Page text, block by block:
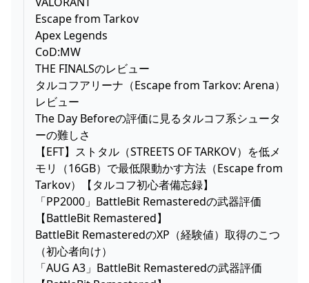
Escape from Tarkov
Apex Legends
CoD:MW
THE FINALSのレビュー
タルコフアリーナ（Escape from Tarkov: Arena）
レビュー
The Day Beforeの評価に見るタルコフ系シュータ
ーの難しさ
【EFT】ストタル（STREETS OF TARKOV）を低メ
モリ（16GB）で最低限動かす方法（Escape from
Tarkov）【タルコフ初心者備忘録】
「PP2000」BattleBit Remasteredの武器評価
【BattleBit Remastered】
BattleBit RemasteredのXP（経験値）取得のこつ
（初心者向け）
「AUG A3」BattleBit Remasteredの武器評価